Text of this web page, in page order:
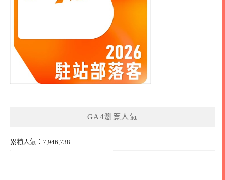
GA4瀏覽人氣
累積人氣：7,946,738